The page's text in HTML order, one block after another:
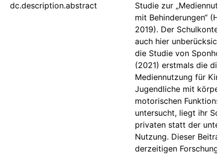
dc.description.abstract
Studie zur
mit Behinderungen“
2019). Der
auch hier
die Studie von
(2021) erstmals die
Mediennutzung für
Jugendliche mit
motorischen
untersucht, liegt ihr
privaten statt der
Nutzung. Dieser
derzeitigen